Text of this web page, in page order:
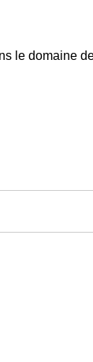
le domaine